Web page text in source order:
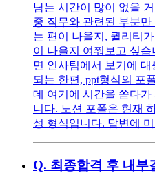
남는 시간이 많이 없을
중 직무와 관련된 부분
는 편이 나을지, 퀄리티
이 나을지 여쭤보고 싶
면 인사팀에서 보기에 대
되는 한편, ppt형식의 포
데 여기에 시간을 쏟다
니다. 노션 포폴은 현재
성 형식입니다. 답변에
Q. 최종합격 후 내부